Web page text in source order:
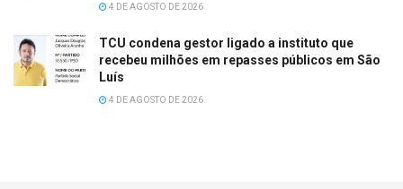
4 DE AGOSTO DE 2026
TCU condena gestor ligado a instituto que
recebeu milhões em repasses públicos em São
Luís
4 DE AGOSTO DE 2026